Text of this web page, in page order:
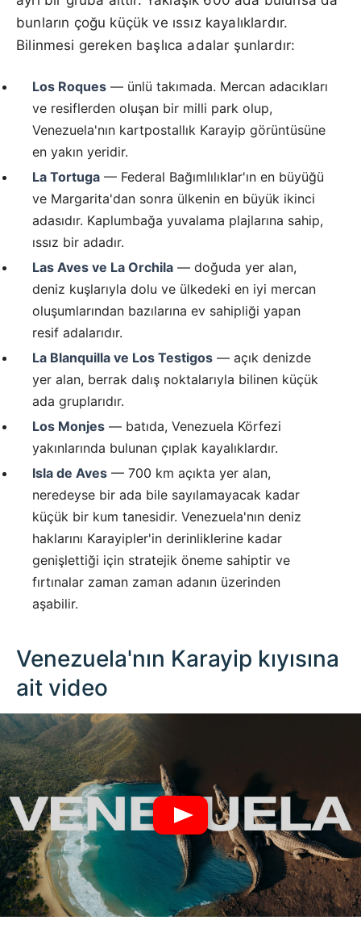
bunların çoğu küçük ve ıssız kayalıklardır.
Bilinmesi gereken başlıca adalar şunlardır:
Los Roques — ünlü takımada. Mercan adacıkları
ve resiflerden oluşan bir milli park olup,
Venezuela'nın kartpostallık Karayip görüntüsüne
en yakın yeridir.
La Tortuga — Federal Bağımlılıklar'ın en büyüğü
ve Margarita'dan sonra ülkenin en büyük ikinci
adasıdır. Kaplumbağa yuvalama plajlarına sahip,
ıssız bir adadır.
Las Aves ve La Orchila — doğuda yer alan,
deniz kuşlarıyla dolu ve ülkedeki en iyi mercan
oluşumlarından bazılarına ev sahipliği yapan
resif adalarıdır.
La Blanquilla ve Los Testigos — açık denizde
yer alan, berrak dalış noktalarıyla bilinen küçük
ada gruplarıdır.
Los Monjes — batıda, Venezuela Körfezi
yakınlarında bulunan çıplak kayalıklardır.
Isla de Aves — 700 km açıkta yer alan,
neredeyse bir ada bile sayılamayacak kadar
küçük bir kum tanesidir. Venezuela'nın deniz
haklarını Karayipler'in derinliklerine kadar
genişlettiği için stratejik öneme sahiptir ve
fırtınalar zaman zaman adanın üzerinden
aşabilir.
Venezuela'nın Karayip kıyısına
ait video